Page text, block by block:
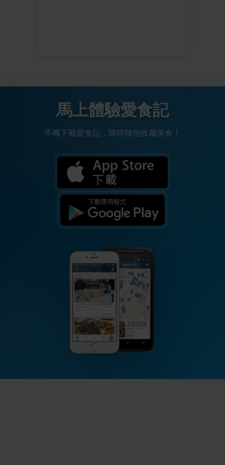
馬上體驗愛食記
手機下載愛食記，隨時隨地收藏美食！